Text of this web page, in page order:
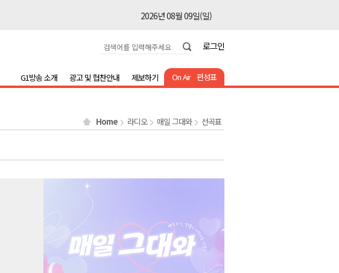
2026년 08월 09일(일)
2026년 08월 09일(일)
2026년 08월 09일(일)
2026년 08월 09일(일)
2026년 08월 09일(일)
2026년 08월 09일(일)
2026년 08월 09일(일)
로그인
On Air 편성표
G1방송 소개 광고 및 협찬안내 제보하기
Home 라디오 매일 그대와 선곡표